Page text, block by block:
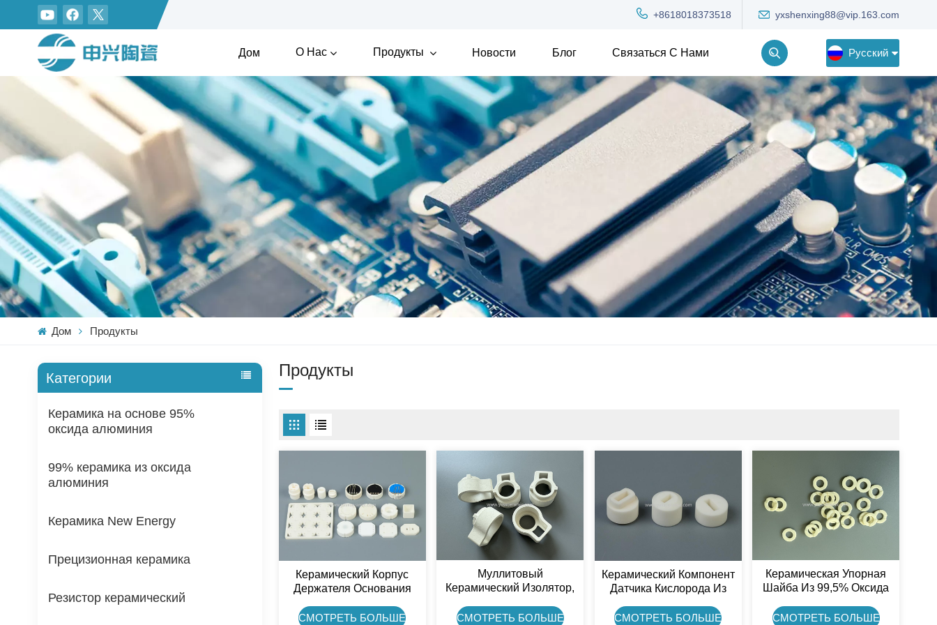
+8618018373518 yxshenxing88@vip.163.com
Дом О Нас Продукты Новости Блог Связаться С Нами Русский
English
Deutsch
Русский
한국어
Türkçe
Дом Продукты
Категории
Керамика на основе 95%
оксида алюминия
99% керамика из оксида
алюминия
Керамика New Energy
Прецизионная керамика
Резистор керамический
Продукты
Керамический Корпус
Держателя Основания
Керамический Лист
СМОТРЕТЬ БОЛЬШЕ
Муллитовый
Керамический Изолятор,
Резистивная Часть,
СМОТРЕТЬ БОЛЬШЕ
Керамический Компонент
Датчика Кислорода Из
Для Автомобильных
СМОТРЕТЬ БОЛЬШЕ
Керамическая Упорная
Шайба Из 99,5% Оксида
Условий Эксплуатации.
СМОТРЕТЬ БОЛЬШЕ